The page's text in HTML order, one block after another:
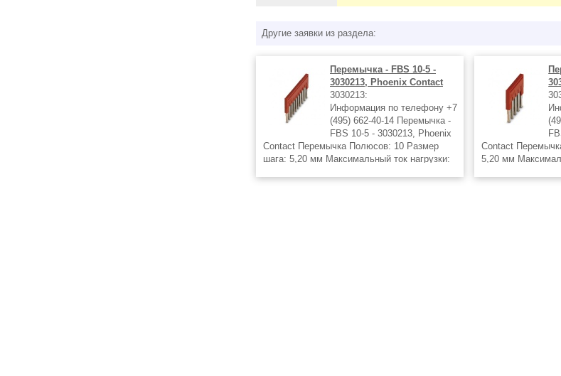
Другие заявки из раздела:
Перемычка - FBS 10-5 -
3030213, Phoenix Contact
3030213:
Информация по телефону +7
(495) 662-40-14 Перемычка -
FBS 10-5 - 3030213, Phoenix
Contact Перемычка Полюсов: 10 Размер
шага: 5,20 мм Максимальный ток нагрузки:
Contact
5,20 мм